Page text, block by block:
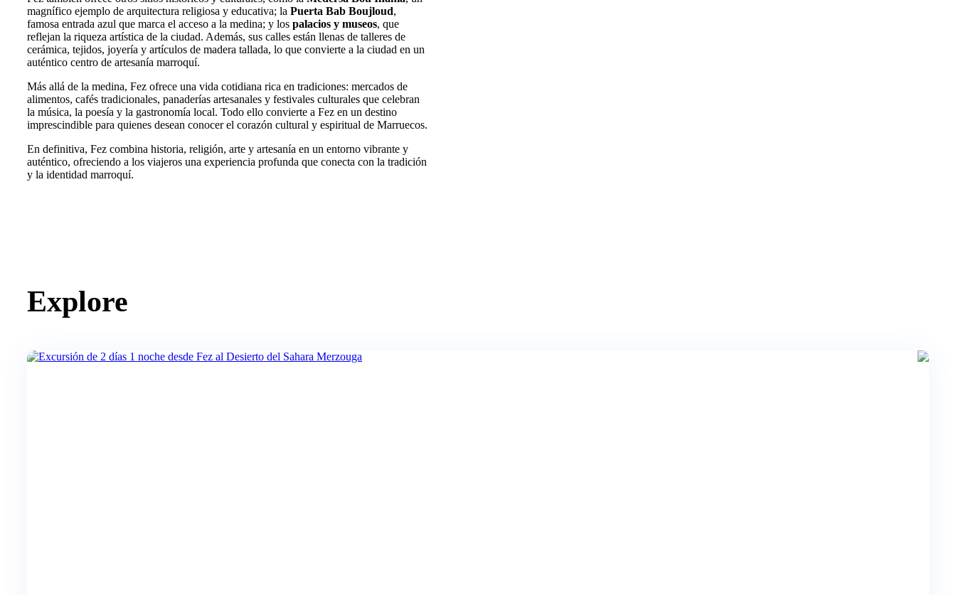
magnífico ejemplo de arquitectura religiosa y educativa; la Puerta Bab Boujloud,
famosa entrada azul que marca el acceso a la medina; y los palacios y museos, que
reflejan la riqueza artística de la ciudad. Además, sus calles están llenas de talleres de
cerámica, tejidos, joyería y artículos de madera tallada, lo que convierte a la ciudad en un
auténtico centro de artesanía marroquí.
Más allá de la medina, Fez ofrece una vida cotidiana rica en tradiciones: mercados de
alimentos, cafés tradicionales, panaderías artesanales y festivales culturales que celebran
la música, la poesía y la gastronomía local. Todo ello convierte a Fez en un destino
imprescindible para quienes desean conocer el corazón cultural y espiritual de Marruecos.
En definitiva, Fez combina historia, religión, arte y artesanía en un entorno vibrante y
auténtico, ofreciendo a los viajeros una experiencia profunda que conecta con la tradición
y la identidad marroquí.
Explore